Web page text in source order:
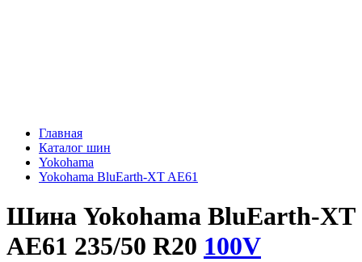
Главная
Каталог шин
Yokohama
Yokohama BluEarth-XT AE61
Шина Yokohama BluEarth-XT
AE61 235/50 R20 100V